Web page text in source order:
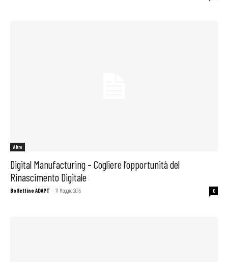
Altro
Digital Manufacturing – Cogliere l’opportunità del
Rinascimento Digitale
Bollettino ADAPT - 11 Maggio 2015 0